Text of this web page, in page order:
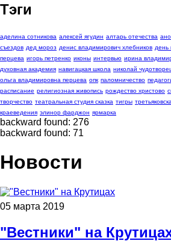
Тэги
аделина сотникова алексей ягудин алтарь отечества
съездов дед мороз денис владимирович хлебников день
перцева игорь петренко иконы интервью ирина
духовная академия навигацкая школа николай
ольга владимировна перцева опк паломничество
расписание религиозная живопись рождество христово
творчество театральная студия сказка тигры
краеведения элинор фарджон ярмарка
backward found: 276
backward found: 71
Новости
05 марта 2019
"Вестники" на